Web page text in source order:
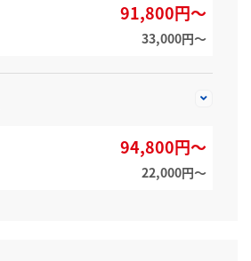
91,800円～
33,000円〜
94,800円～
22,000円〜